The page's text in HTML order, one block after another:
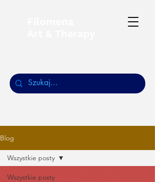
Blog
Wszystkie posty
Wszystkie posty